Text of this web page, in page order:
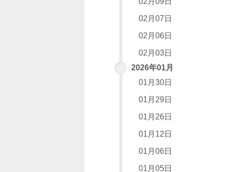
02月07日
02月06日
02月03日
2026年01月
01月30日
01月29日
01月26日
01月12日
01月06日
01月05日